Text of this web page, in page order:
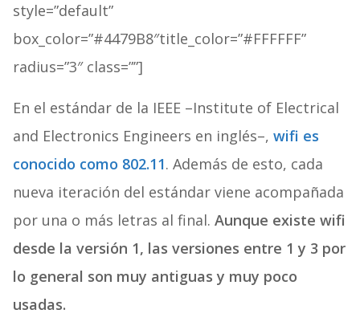
style=”default”
box_color=”#4479B8″title_color=”#FFFFFF”
radius=”3″ class=””]
En el estándar de la IEEE –Institute of Electrical
and Electronics Engineers en inglés–, wifi es
conocido como 802.11. Además de esto, cada
nueva iteración del estándar viene acompañada
por una o más letras al final. Aunque existe wifi
desde la versión 1, las versiones entre 1 y 3 por
lo general son muy antiguas y muy poco
usadas.